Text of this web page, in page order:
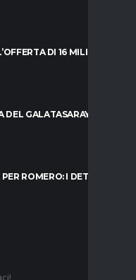
DI 16 MILIONI DAL
GALATASARAY: “FAI
ROMERO: I DETTAGLI